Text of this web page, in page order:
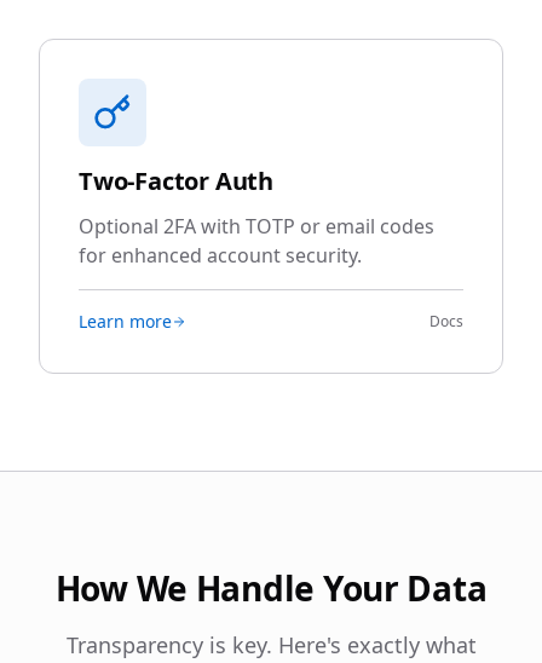
Two-Factor Auth
Optional 2FA with TOTP or email codes
for enhanced account security.
Learn more Docs
How We Handle Your Data
Transparency is key. Here's exactly what